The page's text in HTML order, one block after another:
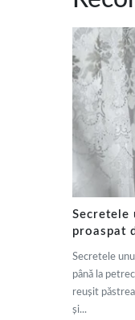
Secretele
proaspat
Secretele
până la
reușit
și...